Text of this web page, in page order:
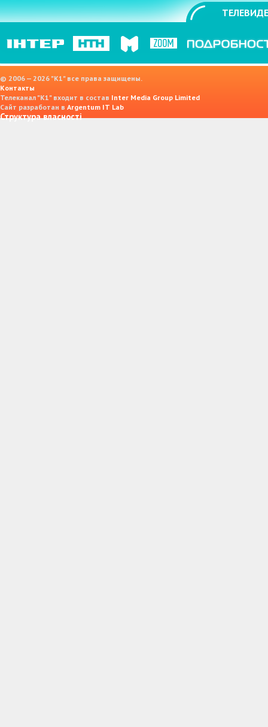
© 2006 — 2026 "K1" все права защищены.
Контакты
Телеканал "К1" входит в состав Inter Media Group Limited
Сайт разработан в Argentum IT Lab
Структура власності